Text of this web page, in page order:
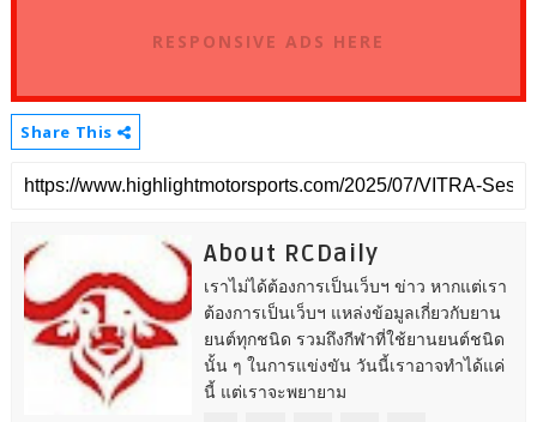
RESPONSIVE ADS HERE
Share This
About RCDaily
เราไม่ได้ต้องการเป็นเว็บฯ ข่าว หากแต่เรา
ต้องการเป็นเว็บฯ แหล่งข้อมูลเกี่ยวกับยาน
ยนต์ทุกชนิด รวมถึงกีฬาที่ใช้ยานยนต์ชนิด
นั้น ๆ ในการแข่งขัน วันนี้เราอาจทำได้แค่
นี้ แต่เราจะพยายาม